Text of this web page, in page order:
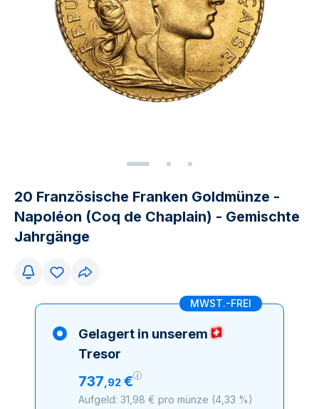
20 Französische Franken Goldmünze -
Napoléon (Coq de Chaplain) - Gemischte
Jahrgänge
MWST.-FREI
Gelagert in unserem
Tresor
737,92 €
Aufgeld: 31,98 € pro münze (4,33 %)